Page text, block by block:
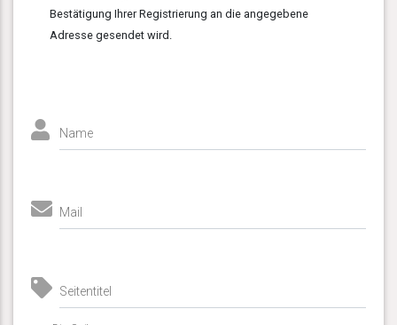
Bestätigung Ihrer Registrierung an die angegebene
Adresse gesendet wird.
Name
Mail
Seitentitel